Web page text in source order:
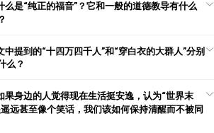
像蛇
【見證】在得勝教會牧養下，眾
多疾病得醫治的見證
【線上禱告】- 不再害怕！
2024-11-12 4,131
么是“纯正的福音”？它和一般的道德教导有什么
中提到的“十四万四千人”和“穿白衣的大群人”分别
么？
果身边的人觉得现在生活挺安逸，认为“世界末
遥远甚至像个笑话，我们该如何保持清醒而不被同